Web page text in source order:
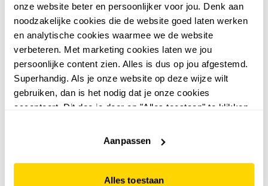
onze website beter en persoonlijker voor jou. Denk aan
noodzakelijke cookies die de website goed laten werken
en analytische cookies waarmee we de website
verbeteren. Met marketing cookies laten we jou
persoonlijke content zien. Alles is dus op jou afgestemd.
Superhandig. Als je onze website op deze wijze wilt
gebruiken, dan is het nodig dat je onze cookies
accepteert. Dit doe je door op "Alles toestaan" te klikken.
website niet optimaal functioneert.
Aanpassen
Alles toestaan